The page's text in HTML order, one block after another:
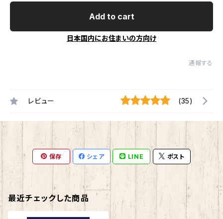
Add to cart
日本国内にお住まいの方向け
通報する
レビュー (35)
保存 シェア LINE ポスト
最近チェックした商品